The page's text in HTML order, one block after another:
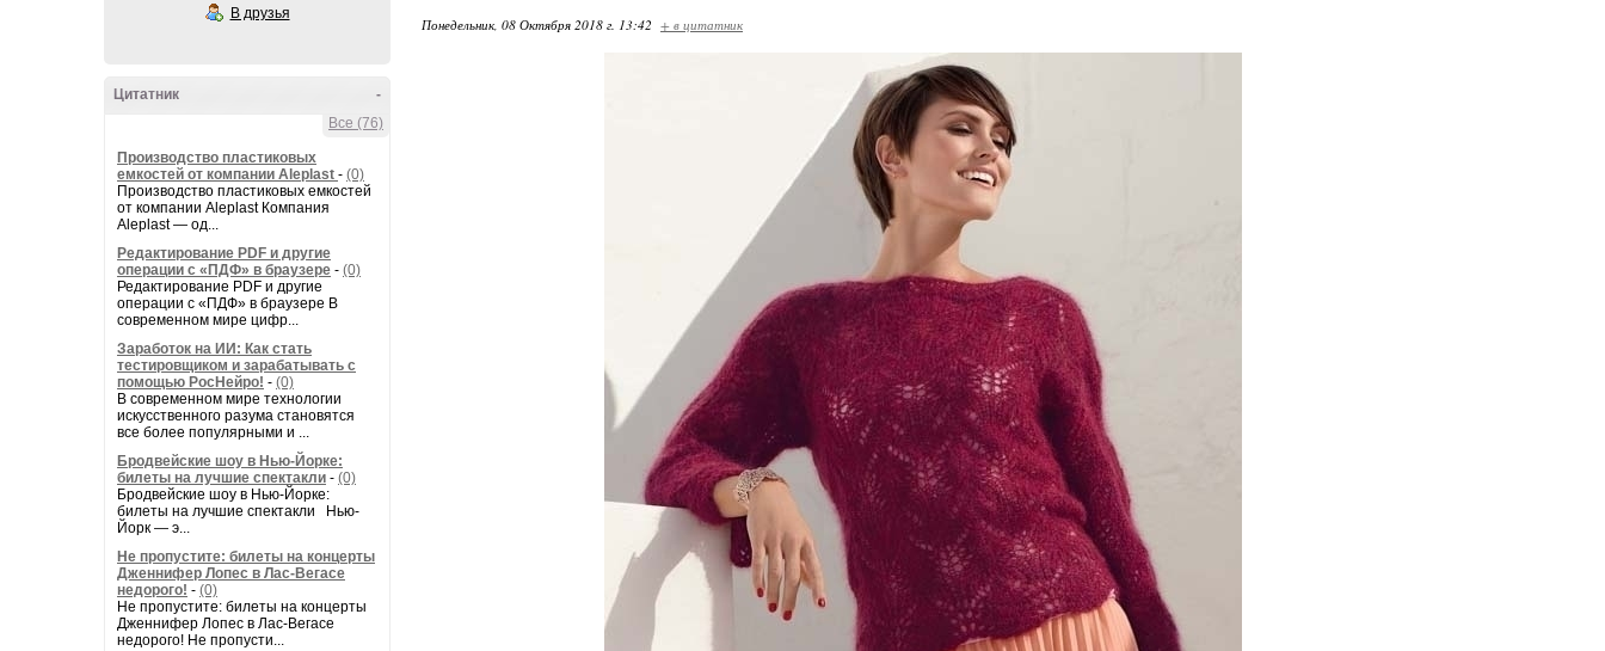
В друзья
-
Цитатник
Все (76)
Производство пластиковых
емкостей от компании Aleplast - (0)
Производство пластиковых емкостей
от компании Aleplast Компания
Aleplast — од...
Редактирование PDF и другие
операции с «ПДФ» в браузере - (0)
Редактирование PDF и другие
операции с «ПДФ» в браузере В
современном мире цифр...
Заработок на ИИ: Как стать
тестировщиком и зарабатывать с
помощью РосНейро! - (0)
В современном мире технологии
искусственного разума становятся
все более популярными и ...
Бродвейские шоу в Нью-Йорке:
билеты на лучшие спектакли - (0)
Бродвейские шоу в Нью-Йорке:
билеты на лучшие спектакли Нью-
Йорк — э...
Не пропустите: билеты на концерты
Дженнифер Лопес в Лас-Вегасе
недорого! - (0)
Не пропустите: билеты на концерты
Дженнифер Лопес в Лас-Вегасе
недорого! Не пропусти...
Понедельник, 08 Октября 2018 г. 13:42 + в цитатник